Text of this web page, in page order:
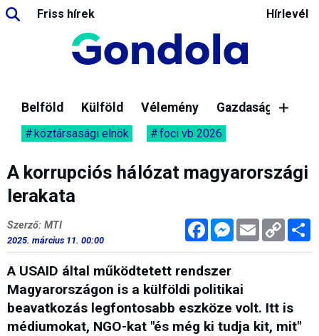
Friss hírek Hírlevél
Belföld Külföld Vélemény Gazdaság
köztársasági elnök foci vb 2026
A korrupciós hálózat magyarországi
lerakata
FacebookMessenger
Email Copy
Link
Szerző: MTI
2025. március 11. 00:00
A USAID által működtetett rendszer
Magyarországon is a külföldi politikai
beavatkozás legfontosabb eszköze volt. Itt is
médiumokat, NGO-kat "és még ki tudja kit, mit"